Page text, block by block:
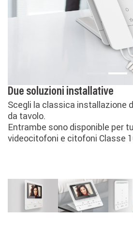
Due soluzioni installative
Scegli la classica installazione
da tavolo.
Entrambe sono disponible per
videocitofoni e citofoni Classe
Image Image Image